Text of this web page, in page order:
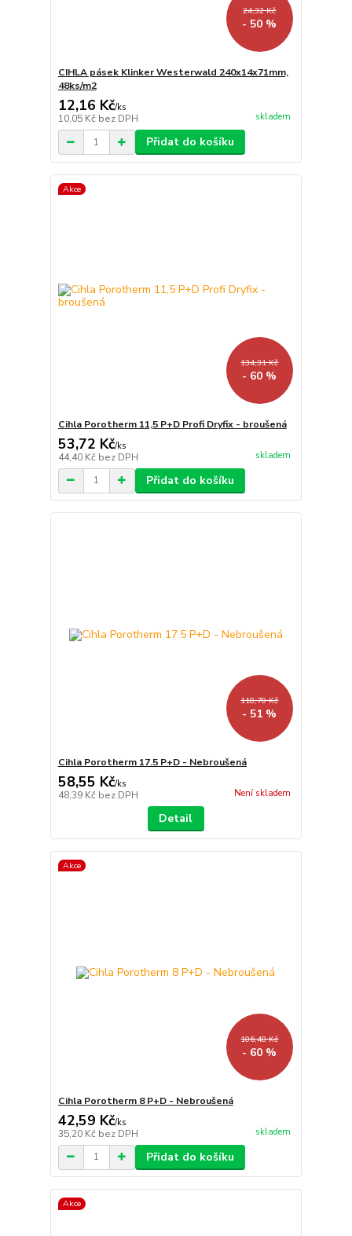
24,32 Kč
- 50 %
CIHLA pásek Klinker Westerwald 240x14x71mm,
48ks/m2
12,16 Kč/ks
10,05 Kč bez DPH skladem
Přidat do košíku
Akce
134,31 Kč
- 60 %
Cihla Porotherm 11,5 P+D Profi Dryfix - broušená
53,72 Kč/ks
44,40 Kč bez DPH skladem
Přidat do košíku
118,70 Kč
- 51 %
Cihla Porotherm 17.5 P+D - Nebroušená
58,55 Kč/ks
48,39 Kč bez DPH Není skladem
Detail
Akce
106,48 Kč
- 60 %
Cihla Porotherm 8 P+D - Nebroušená
42,59 Kč/ks
35,20 Kč bez DPH skladem
Přidat do košíku
Akce